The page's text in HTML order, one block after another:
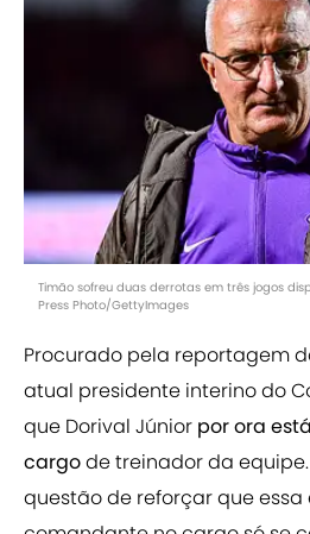
Timão sofreu duas derrotas em três jogos
Press Photo/GettyImages
Procurado pela reportagem
atual presidente interino do
que Dorival Júnior por ora
cargode treinador da
questão de reforçar que